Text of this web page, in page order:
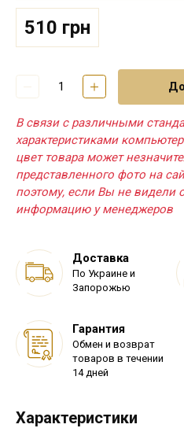
510 грн
В связи с различными
характеристиками
цвет товара может
представленного фото на
поэтому, если Вы не видели
информацию у менеджеров
Доставка
По Украине и
Запорожью
Гарантия
Обмен и возврат
товаров в течении
14 дней
Характеристики